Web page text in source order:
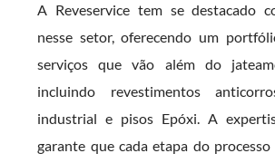
A Reveservice tem se destacado
nesse setor, oferecendo um
serviços que vão além do
incluindo revestimentos
industrial e pisos Epóxi. A
garante que cada etapa do processo